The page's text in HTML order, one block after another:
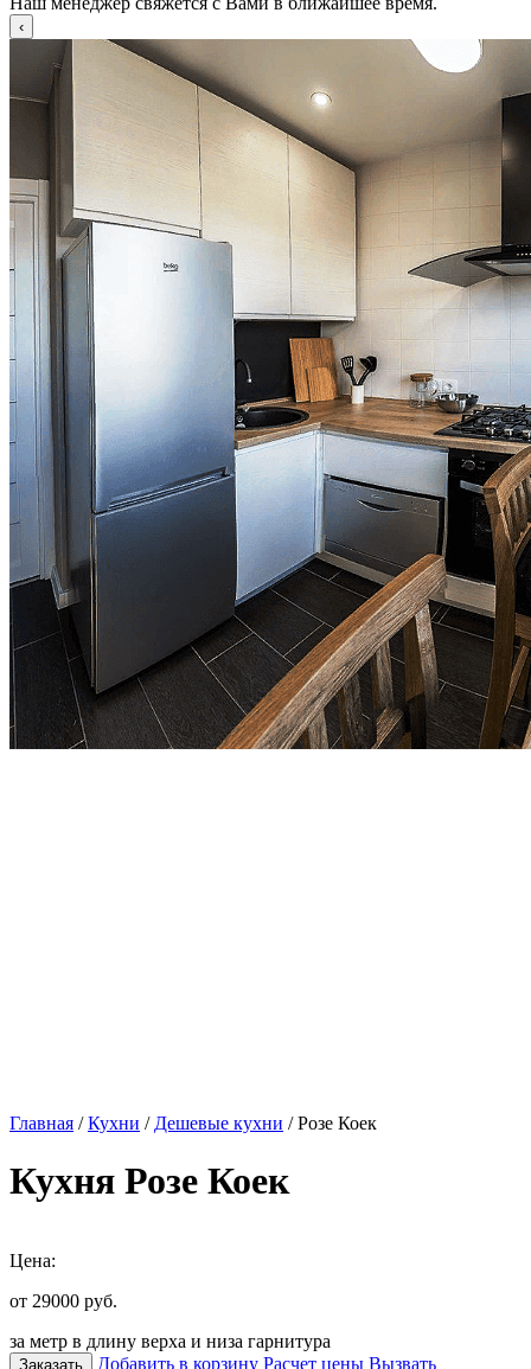
Главная /Кухни / Дешевые кухни / Розе Коек
Кухня Розе Коек
Цена:
от 29000 руб.
за метр в длину верха и низа гарнитура
Заказать Добавить в корзину Расчет цены Вызвать